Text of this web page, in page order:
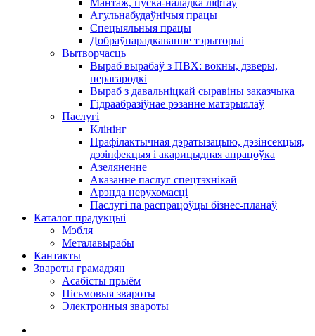
Мантаж, пуска-наладка ліфтаў
Агульнабудаўнічыя працы
Спецыяльныя працы
Добраўпарадкаванне тэрыторыі
Вытворчасць
Выраб вырабаў з ПВХ: вокны, дзверы,
перагародкі
Выраб з давальніцкай сыравіны заказчыка
Гідраабразіўнае рэзанне матэрыялаў
Паслугі
Клінінг
Прафілактычная дэратызацыю, дэзiнсекцыя,
дэзінфекцыя і акарицыдная апрацоўка
Азеляненне
Аказанне паслуг спецтэхнікай
Арэнда нерухомасці
Паслугі па распрацоўцы бізнес-планаў
Каталог прадукцыі
Мэбля
Металавырабы
Кантакты
Звароты грамадзян
Асабісты прыём
Пісьмовыя звароты
Электронныя звароты